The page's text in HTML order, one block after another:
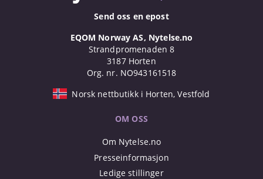
Send oss en epost
EQOM Norway AS, Nytelse.no
Strandpromenaden 8
3187 Horten
Org. nr. NO943161518
Norsk nettbutikk i Horten, Vestfold
OM OSS
Om Nytelse.no
Presseinformasjon
Ledige stillinger